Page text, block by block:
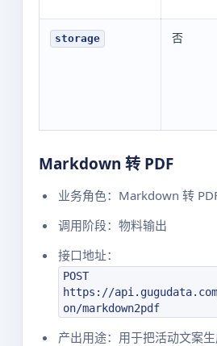
storage 否
Markdown 转 PDF
业务角色：Markdown 转
调用阶段：物料输出
接口地址：
POST
https://
on/markdown2pdf
产出用途：用于把活动文案生